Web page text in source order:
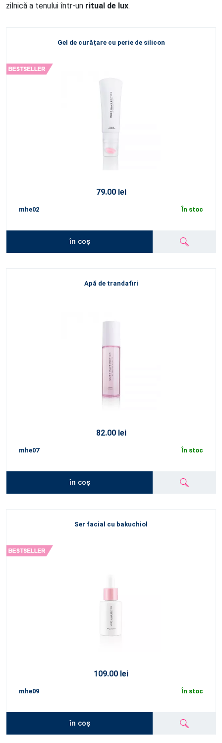
zilnică a tenului într-un ritual de lux.
Gel de curățare cu perie de silicon
79.00 lei
mhe02 În stoc
în coș
Apă de trandafiri
82.00 lei
mhe07 În stoc
în coș
Ser facial cu bakuchiol
109.00 lei
mhe09 În stoc
în coș